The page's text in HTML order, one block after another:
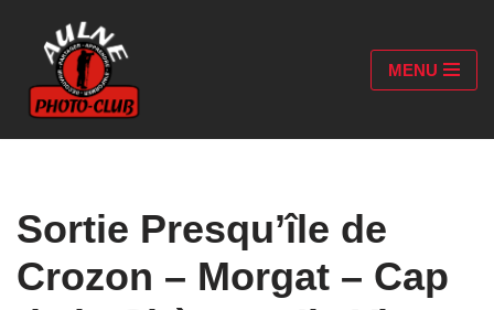
Aller
au
contenu
MENU
Sortie Presqu’île de
Crozon – Morgat – Cap